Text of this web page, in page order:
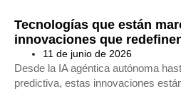
Tecnologías que están
innovaciones que
11 de junio de 2026
Desde la IA agéntica autónoma
predictiva, estas innovaciones